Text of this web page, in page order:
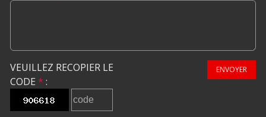
VEUILLEZ RECOPIER LE
CODE * :
ENVOYER